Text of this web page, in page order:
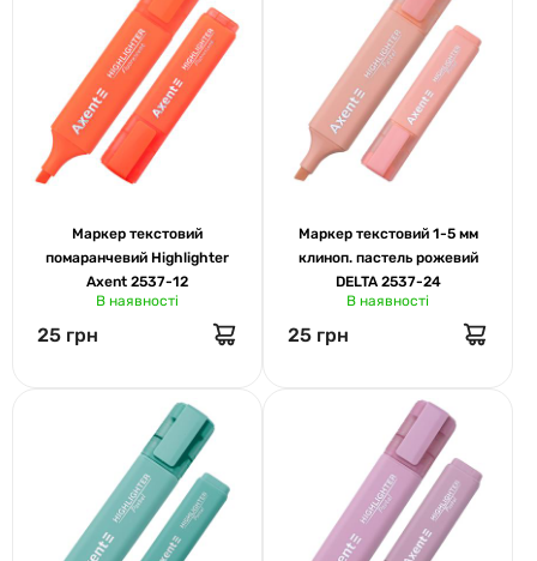
Маркер текстовий
помаранчевий Highlighter
Axent 2537-12
В наявності
25 грн
Маркер текстовий 1-5 мм
клиноп. пастель рожевий
DELTA 2537-24
В наявності
25 грн